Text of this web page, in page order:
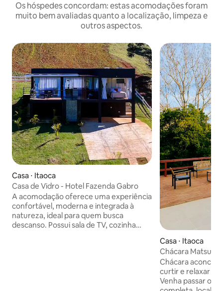
Os hóspedes concordam: estas acomodações foram
muito bem avaliadas quanto a localização, limpeza e
outros aspectos.
Casa ⋅ Itaoca
Casa de Vidro - Hotel Fazenda Gabro
A acomodação oferece uma experiência
confortável, moderna e integrada à
natureza, ideal para quem busca
descanso. Possui sala de TV, cozinha
Casa ⋅ Itaoca
Chácara Matsunaga Bairro
Itaoca SP
Chácara
curtir e relaxar
Venha passar o